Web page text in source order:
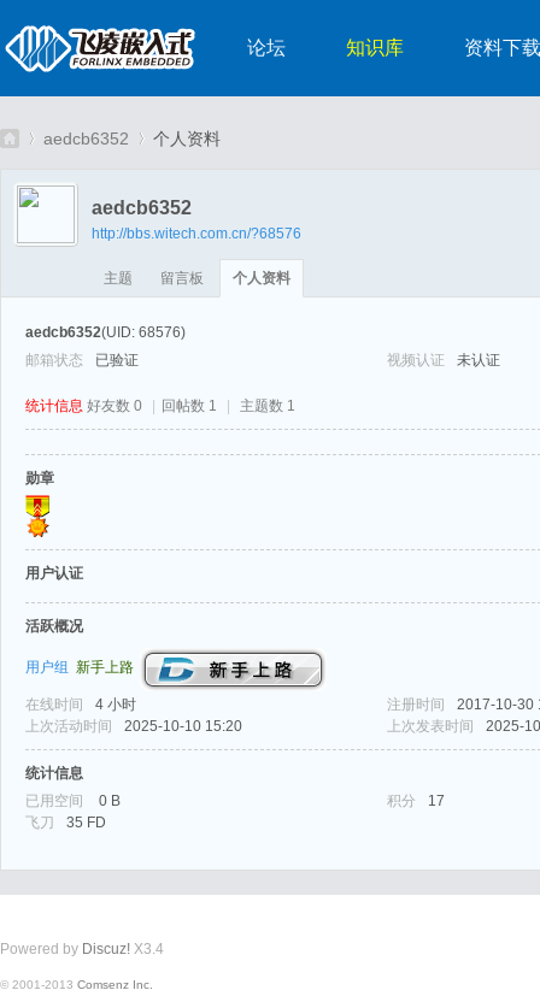
论坛 知识库 资料下载
嵌›
aedcb6352
›
个人资料
aedcb6352
http://bbs.witech.com.cn/?68576
主题 留言板 个人资料
aedcb6352(UID: 68576)
邮箱状态
已验证 视频认证 未认证
统计信息 好友数 0 回帖数 1 主题数 1
勋章
用户认证
活跃概况
用户组 新手上路
在线时间 4 小时 注册时间
2017-10-30
上次活动时间
2025-10-10 15:20 上次发表时间 2025-
统计信息
已用空间
0 B 积分
17
飞刀
35 FD
Powered by Discuz! X3.4
© 2001-2013 Comsenz Inc.